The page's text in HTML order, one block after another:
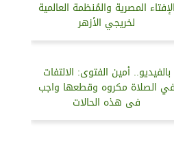
الإفتاء المصرية والمُنظمة العالمية
لخريجي الأزهر
بالفيديو.. أمين الفتوى: الالتفات
في الصلاة مكروه وقطعها واجب
فى هذه الحالات